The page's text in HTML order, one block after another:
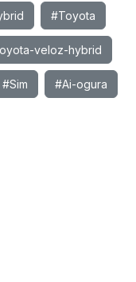
#Toyota
veloz-hybrid
#Sim #Ai-ogura